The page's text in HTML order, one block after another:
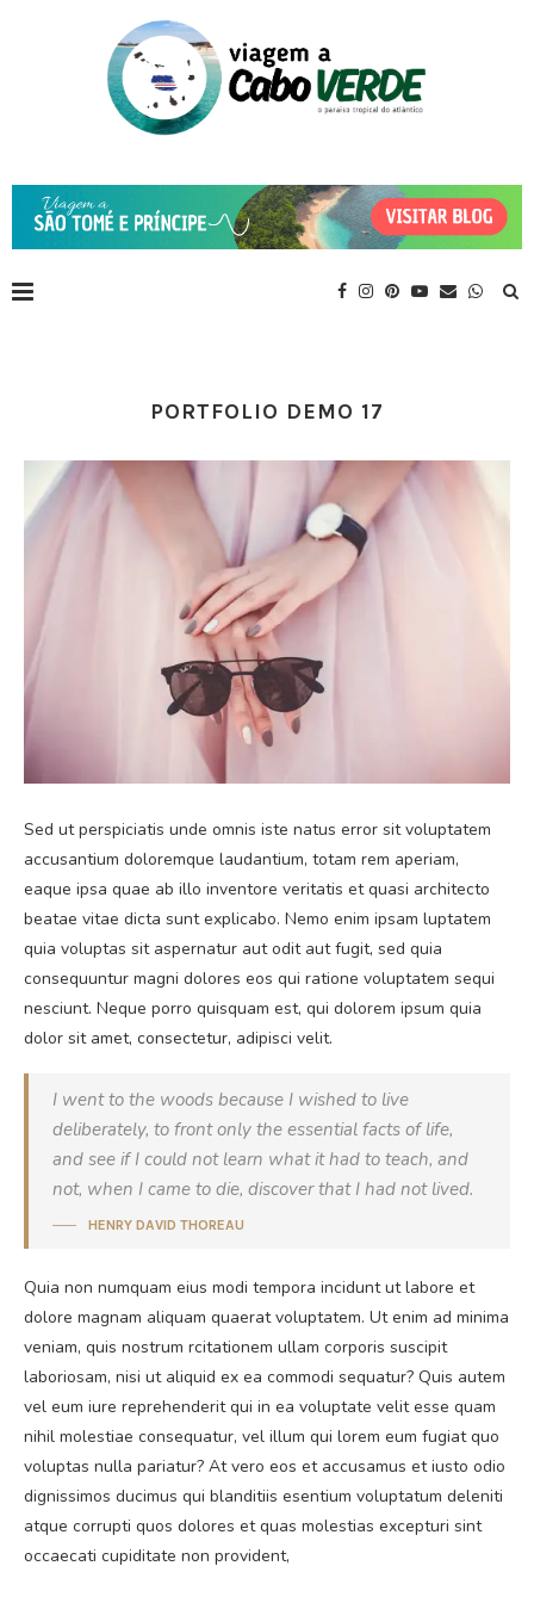
PORTFOLIO DEMO 17
Sed ut perspiciatis unde omnis iste natus error sit voluptatem
accusantium doloremque laudantium, totam rem aperiam,
eaque ipsa quae ab illo inventore veritatis et quasi architecto
beatae vitae dicta sunt explicabo. Nemo enim ipsam luptatem
quia voluptas sit aspernatur aut odit aut fugit, sed quia
consequuntur magni dolores eos qui ratione voluptatem sequi
nesciunt. Neque porro quisquam est, qui dolorem ipsum quia
dolor sit amet, consectetur, adipisci velit.
I went to the woods because I wished to live
deliberately, to front only the essential facts of life,
and see if I could not learn what it had to teach, and
not, when I came to die, discover that I had not lived.
HENRY DAVID THOREAU
Quia non numquam eius modi tempora incidunt ut labore et
dolore magnam aliquam quaerat voluptatem. Ut enim ad minima
veniam, quis nostrum rcitationem ullam corporis suscipit
laboriosam, nisi ut aliquid ex ea commodi sequatur? Quis autem
vel eum iure reprehenderit qui in ea voluptate velit esse quam
nihil molestiae consequatur, vel illum qui lorem eum fugiat quo
voluptas nulla pariatur? At vero eos et accusamus et iusto odio
dignissimos ducimus qui blanditiis esentium voluptatum deleniti
atque corrupti quos dolores et quas molestias excepturi sint
occaecati cupiditate non provident,